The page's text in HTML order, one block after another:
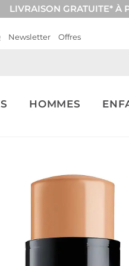
LIVRAISON GRATUITE* À
Newsletter Offres
HOMMES